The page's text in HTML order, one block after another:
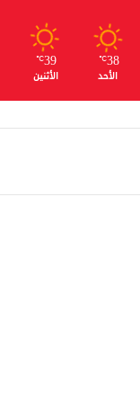
38
℃
الأحد
39
℃
الأثنين